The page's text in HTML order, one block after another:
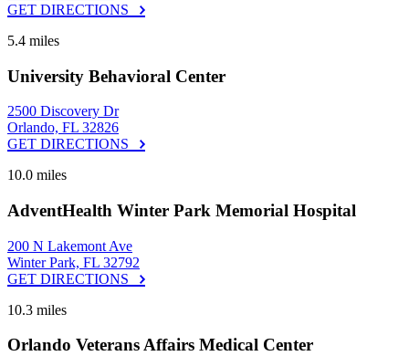
GET DIRECTIONS
5.4 miles
University Behavioral Center
2500 Discovery Dr
Orlando, FL 32826
GET DIRECTIONS
10.0 miles
AdventHealth Winter Park Memorial Hospital
200 N Lakemont Ave
Winter Park, FL 32792
GET DIRECTIONS
10.3 miles
Orlando Veterans Affairs Medical Center